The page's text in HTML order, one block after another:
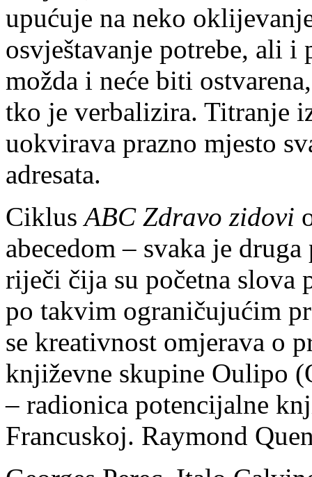
upućuje na neko
osvještavanje potrebe, ali i
možda i neće biti
tko je verbalizira. Titranje
uokvirava prazno mjesto
adresata.
CiklusABC Zdravo zidovi
abecedom – svaka je
riječi čija su početna slova
po takvim ograničujućim
se kreativnost omjerava o
književne skupine Oulipo (
– radionica potencijalne
Francuskoj. Raymond